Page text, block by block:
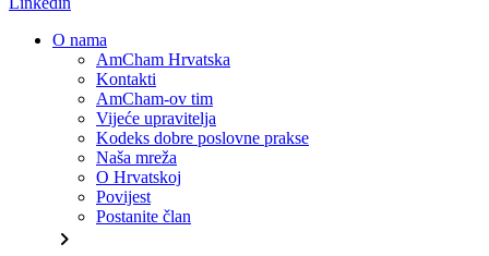
O nama
AmCham Hrvatska
Kontakti
AmCham-ov tim
Vijeće upravitelja
Kodeks dobre poslovne prakse
Naša mreža
O Hrvatskoj
Povijest
Postanite član
chevron_right